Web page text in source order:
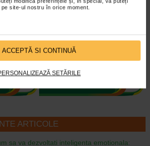
site-ul nostru în orice moment.
ACCEPTĂ SI CONTINUĂ
SETĂRILE
X
Ulei
cocos
Spalare delicata si eficienta din cap
pana in picioare. Fara lacrimi! Doar
zambete! Beneficii Gerovital Kids…
ARTICOLE
sa va dezvoltati inteligenta emotionala: